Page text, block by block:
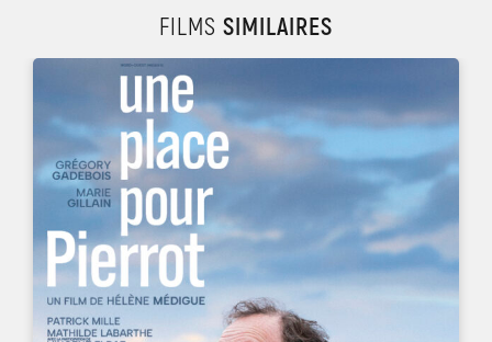
FILMS SIMILAIRES
UN FILM DE